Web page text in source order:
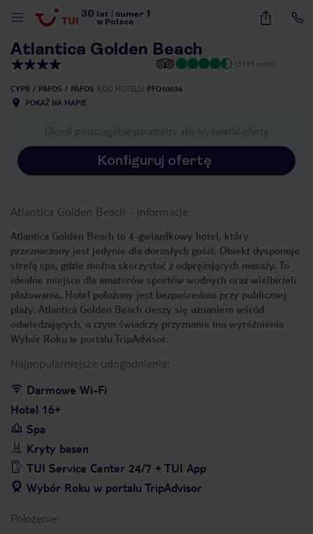
30 lat numer 1
w Polsce
20
Atlantica Golden Beach
(3939 opinii)
CYPR PAFOS PAFOS KOD HOTELU PFO10036
POKAŻ NA MAPIE
Określ poszczególne parametry aby wyświetlić ofertę
Konfiguruj ofertę
Atlantica Golden Beach - informacje
Atlantica Golden Beach to 4-gwiazdkowy hotel, który
przeznaczony jest jedynie dla dorosłych gości. Obiekt dysponuje
strefą spa, gdzie można skorzystać z odprężających masaży. To
idealne miejsce dla amatorów sportów wodnych oraz wielbicieli
plażowania. Hotel położony jest bezpośrednio przy publicznej
plaży. Atlantica Golden Beach cieszy się uznaniem wśród
odwiedzających, o czym świadczy przyznanie mu wyróżnienia
Wybór Roku w portalu TripAdvisor.
Najpopularniejsze udogodnienia:
Darmowe Wi-Fi
Hotel 16+
Spa
Kryty basen
TUI Service Center 24/7 + TUI App
Wybór Roku w portalu TripAdvisor
Położenie: